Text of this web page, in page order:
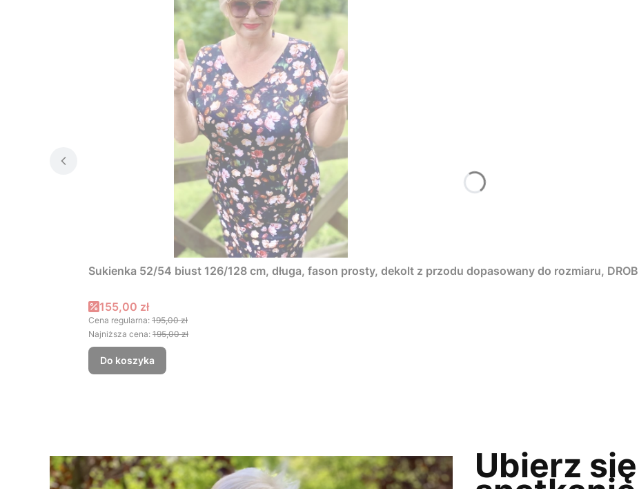
Sukienka 52/54 biust 126/128 cm, długa, fason prosty, dekolt z przodu dopasowany do rozmiaru,
Cena promocyjna
155,00 zł
Cena regularna: 195,00 zł
Najniższa cena: 195,00 zł
Do koszyka
Ubierz